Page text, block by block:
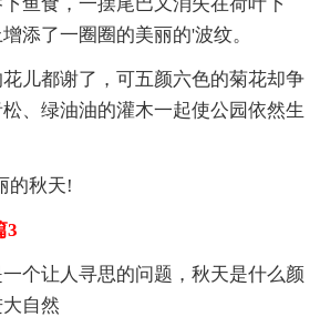
添了一圈圈的美丽的'波纹。
儿都谢了，可五颜六色的菊花却争
、绿油油的灌木一起使公园依然生
的秋天!
3
个让人寻思的问题，秋天是什么颜
自然